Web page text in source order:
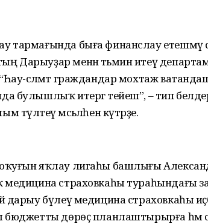
тармағында быға финанслау етешмәү
Дарыуҙар менән тәьмин итеү
сәләмәт граждандар мохтаж
булышлыҡ итергә тейеш”, – тип
мәсьәләһен күтәрҙе.
яҡлау лигаһы башлығы
медицина страховкаһы тураһындағы
дарыу бүлеү медицина страховкаһы
бюджетты дөрөҫ планлаштырырға һәм